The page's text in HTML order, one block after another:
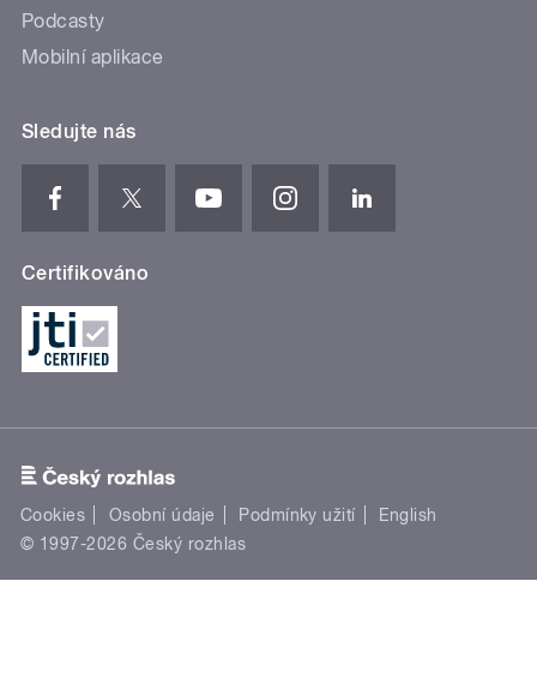
Podcasty
Mobilní aplikace
Sledujte nás
Certifikováno
Cookies Osobní údaje Podmínky užití
English
© 1997-2026 Český rozhlas